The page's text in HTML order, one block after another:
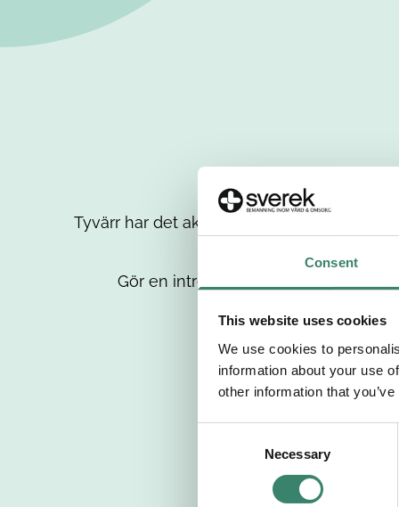
Consent
This website uses cookies
We use cookies to
information about your use
other information that
Necessary
Tyvärr har det aktuella jobbet tagits bort
Gör en intresseanmälan så